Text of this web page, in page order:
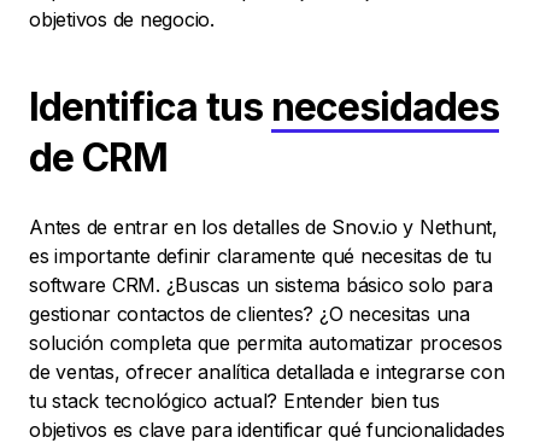
objetivos de negocio.
Identifica tus necesidades
de CRM
Antes de entrar en los detalles de Snov.io y Nethunt,
es importante definir claramente qué necesitas de tu
software CRM. ¿Buscas un sistema básico solo para
gestionar contactos de clientes? ¿O necesitas una
solución completa que permita automatizar procesos
de ventas, ofrecer analítica detallada e integrarse con
tu stack tecnológico actual? Entender bien tus
objetivos es clave para identificar qué funcionalidades